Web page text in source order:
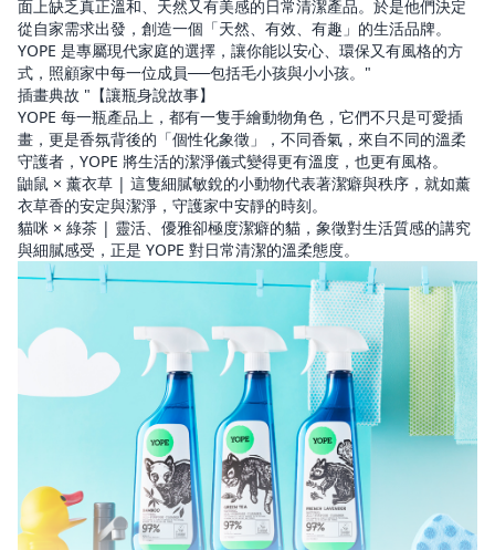
面上缺乏真正溫和、天然又有美感的日常清潔產品。於是他們決定
從自家需求出發，創造一個「天然、有效、有趣」的生活品牌。
YOPE 是專屬現代家庭的選擇，讓你能以安心、環保又有風格的方
式，照顧家中每一位成員──包括毛小孩與小小孩。"
插畫典故 "【讓瓶身說故事】
YOPE 每一瓶產品上，都有一隻手繪動物角色，它們不只是可愛插
畫，更是香氛背後的「個性化象徵」，不同香氣，來自不同的溫柔
守護者，YOPE 將生活的潔淨儀式變得更有溫度，也更有風格。
鼬鼠 × 薰衣草 | 這隻細膩敏銳的小動物代表著潔癖與秩序，就如薰
衣草香的安定與潔淨，守護家中安靜的時刻。
貓咪 × 綠茶 | 靈活、優雅卻極度潔癖的貓，象徵對生活質感的講究
與細膩感受，正是 YOPE 對日常清潔的溫柔態度。